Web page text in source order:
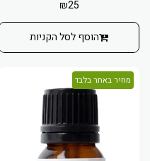
₪25
הוסף לסל הקניות
מחיר באתר בלבד